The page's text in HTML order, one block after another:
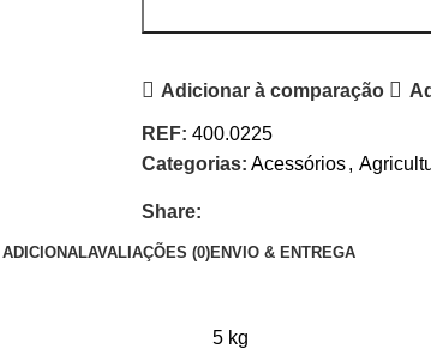
Adicionar à comparação
REF: 400.0225
Categorias: Acessórios,
Share:
AVALIAÇÕES (0)ENVIO & ENTREGA
5 kg